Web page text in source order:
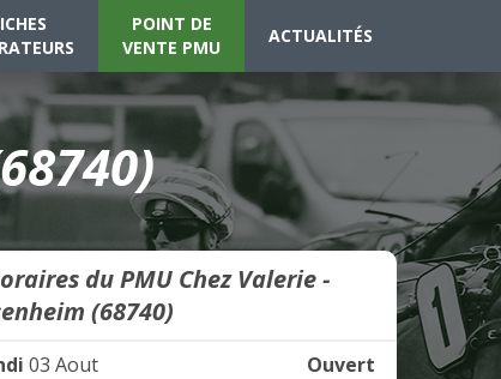
POINT DE
VENTE PMU
ACTUALITÉS
du PMU Chez Valerie -
(68740)
03 Aout
Ouvert